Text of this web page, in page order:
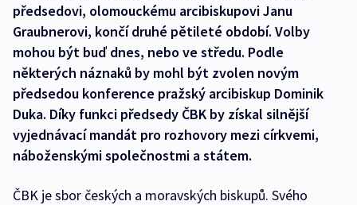
předsedovi, olomouckému arcibiskupovi Janu
Graubnerovi, končí druhé pětileté období. Volby
mohou být buď dnes, nebo ve středu. Podle
některých náznaků by mohl být zvolen novým
předsedou konference pražský arcibiskup Dominik
Duka. Díky funkci předsedy ČBK by získal silnější
vyjednávací mandát pro rozhovory mezi církvemi,
náboženskými společnostmi a státem.
ČBK je sbor českých a moravských biskupů. Svého